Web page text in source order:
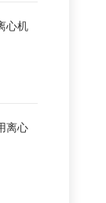
心机
离心